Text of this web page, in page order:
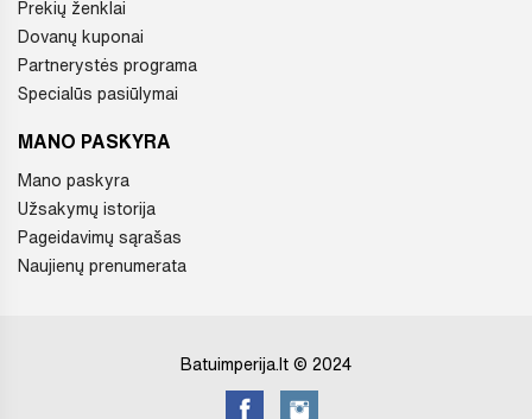
Prekių ženklai
Dovanų kuponai
Partnerystės programa
Specialūs pasiūlymai
MANO PASKYRA
Mano paskyra
Užsakymų istorija
Pageidavimų sąrašas
Naujienų prenumerata
Batuimperija.lt © 2024